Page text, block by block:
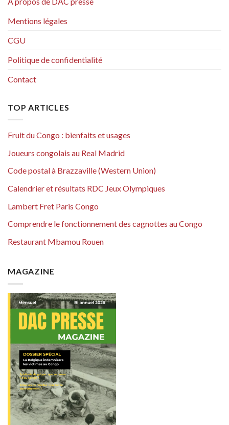
Mentions légales
CGU
Politique de confidentialité
Contact
TOP ARTICLES
Fruit du Congo : bienfaits et usages
Joueurs congolais au Real Madrid
Code postal à Brazzaville (Western Union)
Calendrier et résultats RDC Jeux Olympiques
Lambert Fret Paris Congo
Comprendre le fonctionnement des cagnottes au Congo
Restaurant Mbamou Rouen
MAGAZINE